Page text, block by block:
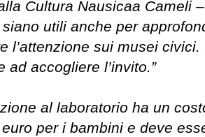
Cultura Nausicaa Cameli
utili anche per
l’attenzione sui musei
ad accogliere l’invito.”
al laboratorio ha un
per i bambini e deve